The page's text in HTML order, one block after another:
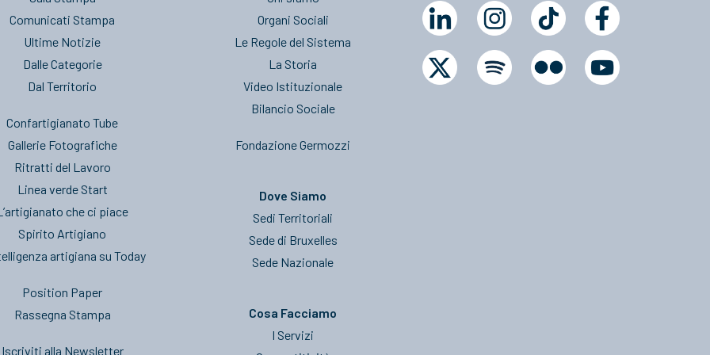
Comunicati Stampa
Ultime Notizie
Dalle Categorie
Dal Territorio
Confartigianato Tube
Gallerie Fotografiche
Ritratti del Lavoro
Linea verde Start
che ci piace
Spirito Artigiano
artigiana su Today
Position Paper
Rassegna Stampa
Iscriviti alla Newsletter
Organi Sociali
Le Regole del Sistema
La Storia
Video Istituzionale
Bilancio Sociale
Fondazione Germozzi
Dove Siamo
Sedi Territoriali
Sede di Bruxelles
Sede Nazionale
Cosa Facciamo
I Servizi